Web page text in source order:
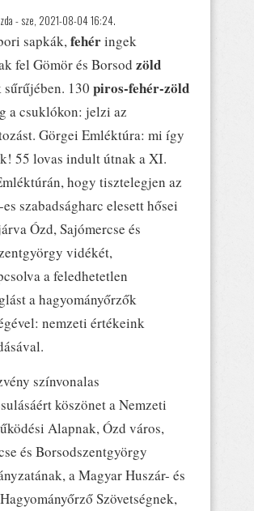
- sze, 2021-08-04 16:24.
sapkák, fehéringek
fel Gömör és Borsod zöld
130 piros-fehér-zöld
a csuklókon: jelzi az
Görgei Emléktúra: mi így
55 lovas indult útnak a XI.
hogy tisztelegjen az
szabadságharc elesett hősei
Ózd, Sajómercse és
vidékét,
a feledhetetlen
a hagyományőrzők
nemzeti értékeink
színvonalas
köszönet a Nemzeti
Alapnak, Ózd város,
és Borsodszentgyörgy
a Magyar Huszár- és
Szövetségnek,